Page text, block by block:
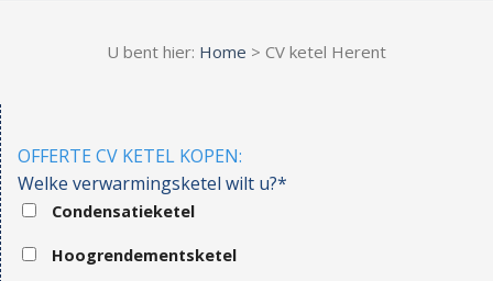
U bent hier: Home > CV ketel Herent
OFFERTE CV KETEL KOPEN:
Welke verwarmingsketel wilt u?*
Condensatieketel
Hoogrendementsketel